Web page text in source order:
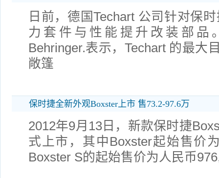
日前，德国Techart 公司针对保
力套件与性能提升改装部品
Behringer.表示，Techart 的最大
敞篷
保时捷全新外观Boxster上市 售73.2-97.6万
2012年9月13日，新款保时捷
式上市，其中Boxster起始售价
Boxster S的起始售价为人民币